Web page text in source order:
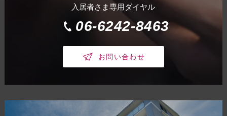
入居者さま専用ダイヤル
06-6242-8463
お問い合わせ